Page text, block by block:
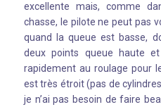
excellente mais, comme
chasse, le pilote ne peut pas
quand la queue est basse,
deux points queue haute
rapidement au roulage pour
est très étroit (pas de
je n’ai pas besoin de faire